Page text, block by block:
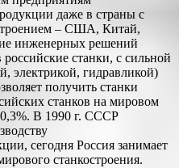
даже в страны с
– США, Китай,
инженерных решений
станки, с сильной
электрикой, гидравликой)
получить станки
станков на мировом
В 1990 г. СССР
сегодня Россия занимает
станкостроения.